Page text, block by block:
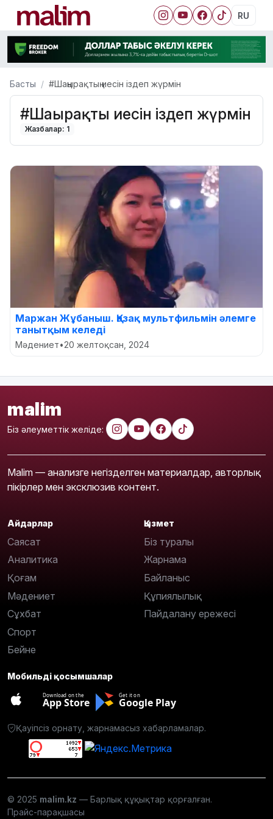
RU
Басты #Шаңырақтың иесін іздеп жүрмін
#Шаңырақтың иесін іздеп жүрмін
Жазбалар: 1
Маржан Жұбаныш. Қазақ мультфильмін әлемге
танытқым келеді
Мәдениет•20 желтоқсан, 2024
malim
Біз әлеуметтік желіде:
Malim — анализге негізделген материалдар, авторлық
пікірлер мен эксклюзив контент.
Айдарлар
Саясат
Аналитика
Қоғам
Мәдениет
Сұхбат
Спорт
Бейне
Қызмет
Біз туралы
Жарнама
Байланыс
Құпиялылық
Пайдалану ережесі
Мобильді қосымшалар
Download on the
App Store
Get it on
Google Play
Қауіпсіз орнату, жарнамасыз хабарламалар.
© 2025 malim.kz — Барлық құқықтар қорғалған.
Прайс-парақшасы